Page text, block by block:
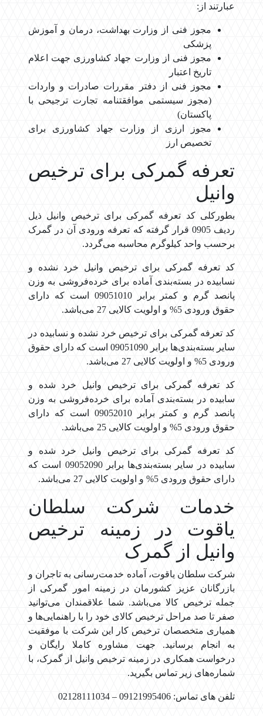
عبارتند از:
مجوز فنی از وزارت بهداشت، درمان و آموزش
پزشکی
مجوز فنی از وزارت جهاد کشاورزی جهت اعلام
تاریخ اعتبار
مجوز فنی از دفتر مقررات صادرات و واردات
(مجوز سیستمی موافقتنامه تجارت ترجیحی با
پاکستان)
مجوز ارزی از وزارت جهاد کشاورزی برای
تخصیص ارز
تعرفه گمرکی برای ترخیص
وانیل
بطورکلی کد تعرفه گمرکی برای ترخیص وانیل ذیل
ردیف 0905 قرار گرفته که تعرفه ورودی آن در گمرک
برحسب واحد کیلوگرم محاسبه می‌گردد.
کد تعرفه گمرکی برای ترخیص وانیل خرد نشده و
نسابیده در بسته‌بندی آماده برای خرده‌فروشی به وزن
پانصد گرم و کمتر برابر 09051010 است که دارای
حقوق ورودی 5% و اولویت کالایی 27 می‌باشد.
کد تعرفه گمرکی برای ترخیص خرد نشده و نسابیده در
سایر بسته‌بندی‌ها برابر 09051090 است که دارای حقوق
ورودی 5% و اولویت کالایی 27 می‌باشد.
کد تعرفه گمرکی برای ترخیص وانیل خرد شده و
سابیده در بسته‌بندی آماده برای خرده‌فروشی به وزن
پانصد گرم و کمتر برابر 09052010 است که دارای
حقوق ورودی 5% و اولویت کالایی 25 می‌باشد.
کد تعرفه گمرکی برای ترخیص وانیل خرد شده و
سابیده در سایر بسته‌بندی‌ها برابر 09052090 است که
دارای حقوق ورودی 5% و اولویت کالایی 27 می‌باشد.
خدمات شرکت سلطان
یاقوت در زمینه ترخیص
وانیل از گمرک
شرکت سلطان یاقوت، آماده خدمت‌رسانی به تاجران و
بازرگانان عزیز کشورمان در زمینه امور گمرکی از
جمله ترخیص کالا می‌باشد. شما علاقمندان می‌توانید
صفر تا صد مراحل ترخیص کالای خود را با راهنمایی‌ها و
همیاری متخصصان ترخیص کار این شرکت با موفقیت
به انجام برسانید. جهت مشاوره کاملا رایگان و
درخواست همکاری در زمینه ترخیص وانیل از گمرک، با
شماره‌های زیر تماس بگیرید.
تلفن های تماس: 09121995406 – 02128111034